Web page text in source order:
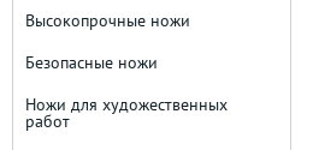
Высокопрочные ножи
Безопасные ножи
Ножи для художественных
работ